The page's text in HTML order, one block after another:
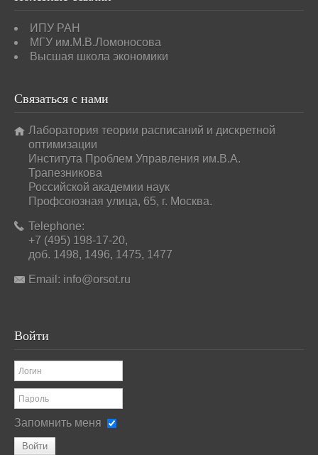
ИПУ РАН
МГУ им.М.В.Ломоносова
Высшая школа экономики
Связаться с нами
Лаборатория теории расписаний и дискретной
оптимизации
Института Проблем Управления им.В.А.
Трапезникова
Российской академии наук
Профсоюзная улица, 65, г. Москва.
Telephone:
+7 (495) 198-17-20,
доб. 1498, 1496, 1475, 1477
Email: info@orsot.ru
Войти
Запомнить меня
Войти